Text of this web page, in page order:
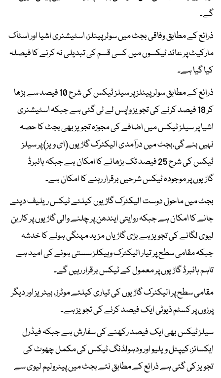
گے۔
ذرائع کے مطابق وفاقی بجٹ میں سولر پینلز، اسٹیشنری اشیا اور اسٹاک
مارکیٹ پر عائد ٹیکسوں میں کسی قسم کی تبدیلی نہ کرنے کا فیصلہ
کیا گیا ہے۔
ذرائع کے مطابق سولر پینلز پر سیلز ٹیکس کی شرح 10 فیصد سے بڑھا
کر 18 فیصد کرنے کی تجویز واپس لے لی گئی ہے جبکہ اسٹیشنری
اشیا پر سیلز ٹیکس میں اضافے کی مجوزہ تجویز بھی بجٹ کا حصہ
نہیں بنے گی،بجٹ میں درآمدی الیکٹرک گاڑیوں (ای ویز) پر سیلز
ٹیکس کی شرح 25 فیصد تک بڑھانے کا امکان ہے جبکہ ہائبرڈ
گاڑیوں پر موجودہ ٹیکس شرحیں برقرار رہنے کا امکان ہے۔
بجٹ میں ماحول دوست الیکٹرک گاڑیوں کیلئے ٹیکس ریلیف دیئے
جانے کا امکان ہے جبکہ روایتی ایندھن پر چلنے والی گاڑیوں پر کاربن
لیوی لگانے کی تجویز ہے بڑی گاڑیاں مزید مہنگی ہونے کا خدشہ
جبکہ مقامی سطح پر تیار الیکٹرک وہیکلز سستی ہونے کی امید ہے
تاہم ہائبرڈ گاڑیوں پر معمول کے ٹیکس برقرار رہیں گے۔
مقامی سطح پر الیکٹرک گاڑیوں کی تیاری کیلئے موٹرز، بیٹریز اور دیگر
پرزوں پر کسٹم ڈیوٹی ایک فیصد کرنے کی تجویز ہے۔
سیلز ٹیکس بھی ایک فیصد رکھنے کی سفارش ہے جبکہ فیڈرل
ایکسائز،کیپٹل ویلیو اور ودہولڈنگ ٹیکس کی مکمل چھوٹ کی
تجویز کی گئی ہے ذرائع کے مطابق نئے بجٹ میں پیٹرولیم لیوی سے